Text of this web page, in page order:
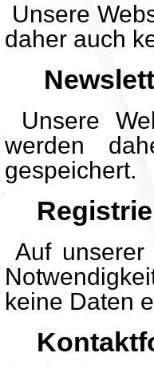
Unsere
daher auch
Unsere
werden
gespeichert.
Auf unserer
keine Daten